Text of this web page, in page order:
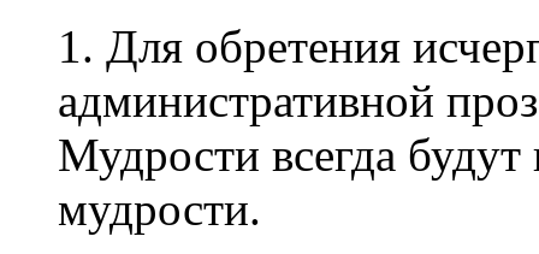
1. Для обретения
административной
Мудрости всегда
мудрости.